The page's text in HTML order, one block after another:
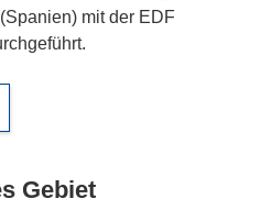
mit der EDF
Gebiet